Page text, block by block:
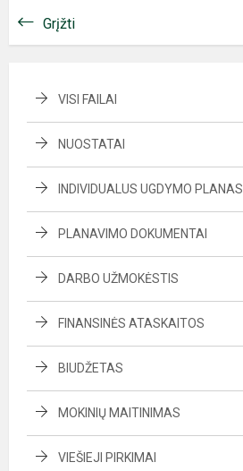
Grįžti
VISI FAILAI
NUOSTATAI
INDIVIDUALUS UGDYMO PLANAS
PLANAVIMO DOKUMENTAI
DARBO UŽMOKĖSTIS
FINANSINĖS ATASKAITOS
BIUDŽETAS
MOKINIŲ MAITINIMAS
VIEŠIEJI PIRKIMAI